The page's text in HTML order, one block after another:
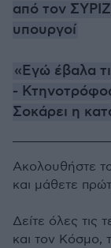
από τον
υπουργοί
«Εγώ έβαλα
-
Σοκάρει η
Ακολουθήστε
και μάθετε
Δείτε όλες τις
και τον Κόσμο,